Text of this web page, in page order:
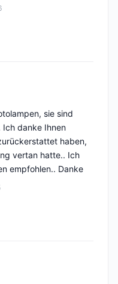
sie sind
Ich danke Ihnen
haben,
vertan hatte.. Ich
empfohlen.. Danke